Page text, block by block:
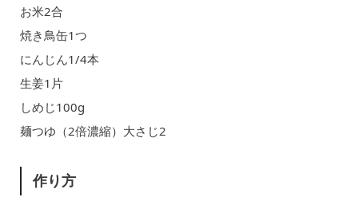
お米2合
焼き鳥缶1つ
にんじん1/4本
生姜1片
しめじ100g
麺つゆ（2倍濃縮）大さじ2
作り方